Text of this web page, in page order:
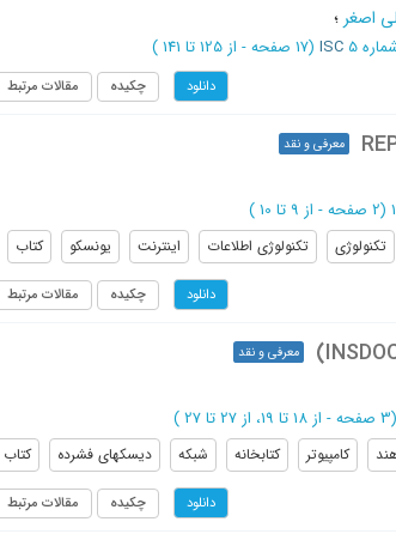
اصغر ؛
ISC (‎17 صفحه - از 125 تا 141 )
دانلود چکیده مقالات مرتبط
معرفی و نقد
(‎2 صفحه - از 9 تا 10 )
تکنولوژی تکنولوژی اطلاعات اینترنت یونسکو کتاب
دانلود چکیده مقالات مرتبط
معرفی و نقد
(‎3 صفحه - از 18 تا 19، از 27 تا 27 )
کامپیوتر کتابخانه شبکه دیسکهای فشرده کتاب
دانلود چکیده مقالات مرتبط